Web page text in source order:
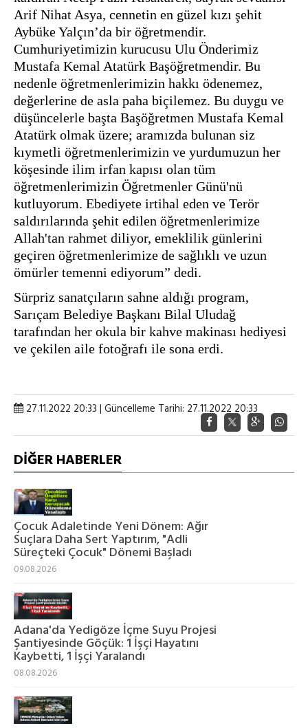
Arif Nihat Asya, cennetin en güzel kızı şehit
Aybüke Yalçın’da bir öğretmendir.
Cumhuriyetimizin kurucusu Ulu Önderimiz
Mustafa Kemal Atatürk Başöğretmendir. Bu
nedenle öğretmenlerimizin hakkı ödenemez,
değerlerine de asla paha biçilemez. Bu duygu ve
düşüncelerle başta Başöğretmen Mustafa Kemal
Atatürk olmak üzere; aramızda bulunan siz
kıymetli öğretmenlerimizin ve yurdumuzun her
köşesinde ilim irfan kapısı olan tüm
öğretmenlerimizin Öğretmenler Günü'nü
kutluyorum. Ebediyete irtihal eden ve Terör
saldırılarında şehit edilen öğretmenlerimize
Allah'tan rahmet diliyor, emeklilik günlerini
geçiren öğretmenlerimize de sağlıklı ve uzun
ömürler temenni ediyorum” dedi.
Sürpriz sanatçıların sahne aldığı program,
Sarıçam Belediye Başkanı Bilal Uludağ
tarafından her okula bir kahve makinası hediyesi
ve çekilen aile fotoğrafı ile sona erdi.
27.11.2022 20:33 | Güncelleme Tarihi: 27.11.2022 20:33
DİĞER HABERLER
Çocuk Adaletinde Yeni Dönem: Ağır
Suçlara Daha Sert Yaptırım, "Adli
Süreçteki Çocuk" Dönemi Başladı
09.08.2026
Adana'da Yedigöze İçme Suyu Projesi
Şantiyesinde Göçük: 1 İşçi Hayatını
Kaybetti, 1 İşçi Yaralandı
08.08.2026